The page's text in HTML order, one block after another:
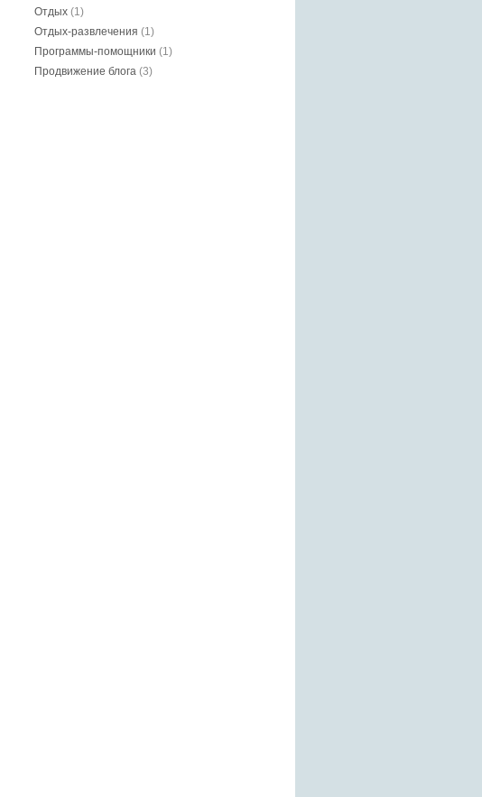
Отдых (1)
Отдых-развлечения (1)
Программы-помощники (1)
Продвижение блога (3)